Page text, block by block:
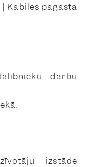
Kabiles pagasta
darbu
izstāde